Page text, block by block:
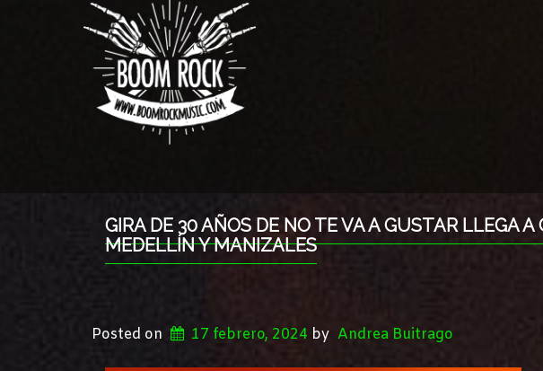
GIRA DE 30 AÑOS DE NO TE VA A GUSTAR LLEGA
MEDELLÍN Y MANIZALES
Posted on 17 febrero, 2024 by Andrea Buitrago